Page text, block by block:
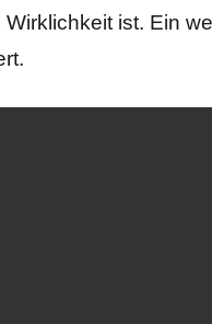
ist. Ein